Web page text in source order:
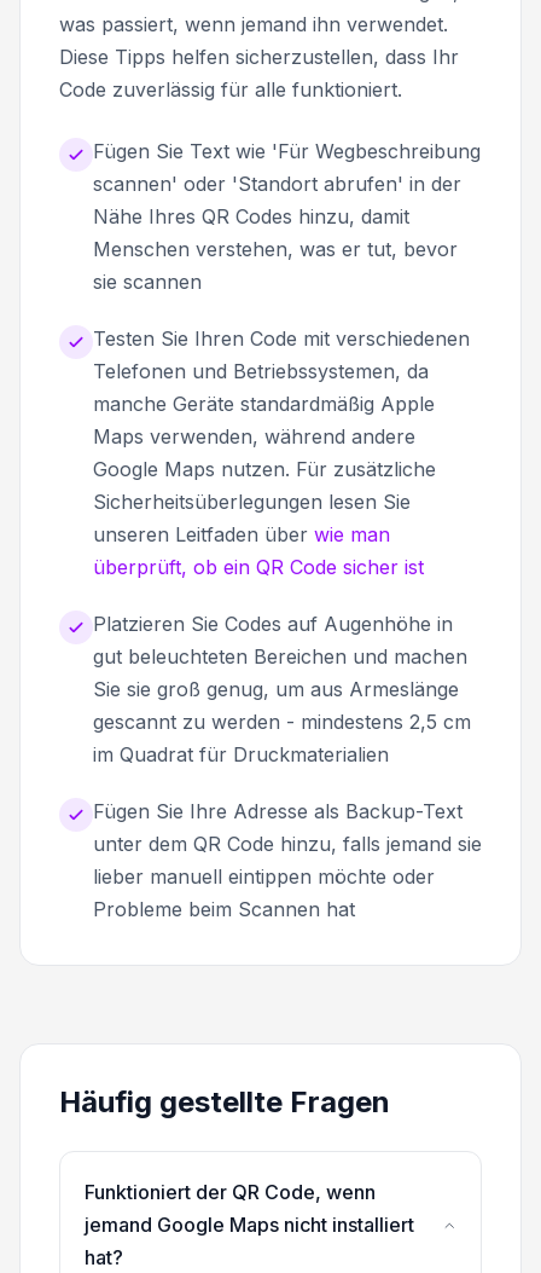
was passiert, wenn jemand ihn verwendet.
Diese Tipps helfen sicherzustellen, dass Ihr
Code zuverlässig für alle funktioniert.
Fügen Sie Text wie 'Für Wegbeschreibung
scannen' oder 'Standort abrufen' in der
Nähe Ihres QR Codes hinzu, damit
Menschen verstehen, was er tut, bevor
sie scannen
Testen Sie Ihren Code mit verschiedenen
Telefonen und Betriebssystemen, da
manche Geräte standardmäßig Apple
Maps verwenden, während andere
Google Maps nutzen. Für zusätzliche
Sicherheitsüberlegungen lesen Sie
unseren Leitfaden über wie man
überprüft, ob ein QR Code sicher ist
Platzieren Sie Codes auf Augenhöhe in
gut beleuchteten Bereichen und machen
Sie sie groß genug, um aus Armeslänge
gescannt zu werden - mindestens 2,5 cm
im Quadrat für Druckmaterialien
Fügen Sie Ihre Adresse als Backup-Text
unter dem QR Code hinzu, falls jemand sie
lieber manuell eintippen möchte oder
Probleme beim Scannen hat
Häufig gestellte Fragen
Funktioniert der QR Code, wenn
jemand Google Maps nicht installiert
hat?